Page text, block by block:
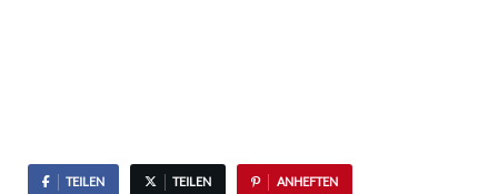
TEILEN TEILEN ANHEFTEN